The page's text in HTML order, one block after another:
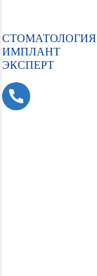
СТОМАТОЛОГИЯ
ИМПЛАНТ
ЭКСПЕРТ